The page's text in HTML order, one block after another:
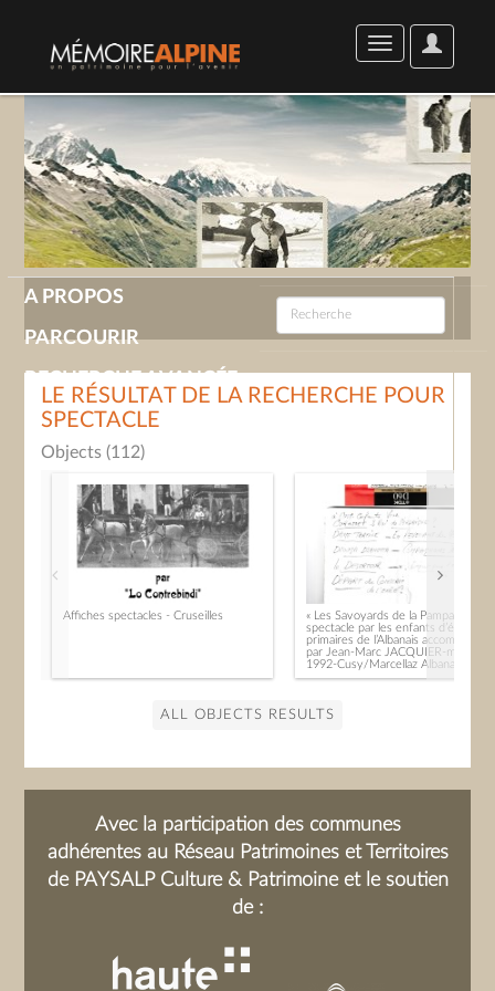
User
Options
Toggle
navigation
A PROPOS
PARCOURIR
RECHERCHE AVANCÉE
GALERIE
CONTACT
LE RÉSULTAT DE LA RECHERCHE POUR
SPECTACLE
Objects (112)
Affiches spectacles - Cruseilles
« Les Savoyards de la Pampa »,
spectacle par les enfants d’écoles
primaires de l’Albanais accompagnés
par Jean-Marc JACQUIER-mars
1992-Cusy/Marcellaz Albanais
ALL OBJECTS RESULTS
Avec la participation des communes
adhérentes au Réseau Patrimoines et Territoires
de PAYSALP Culture & Patrimoine et le soutien
de :